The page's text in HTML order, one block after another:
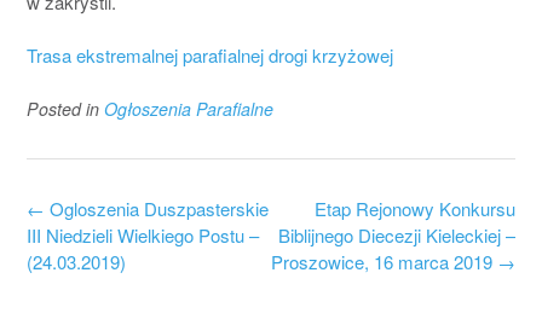
Trasa ekstremalnej parafialnej drogi krzyżowej
Posted in Ogłoszenia Parafialne
Post
navigation
Etap Rejonowy Konkursu
Biblijnego Diecezji Kieleckiej –
Proszowice, 16 marca 2019 →
← Ogloszenia Duszpasterskie
III Niedzieli Wielkiego Postu –
(24.03.2019)